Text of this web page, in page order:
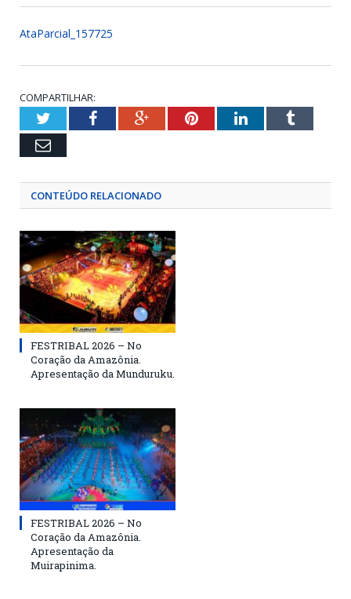
AtaParcial_157725
COMPARTILHAR:
TwitterFacebookGoogle+PinterestLinkedInTumblr
Email
CONTEÚDO RELACIONADO
FESTRIBAL 2026 – No
Coração da Amazônia.
Apresentação da Munduruku.
FESTRIBAL 2026 – No
Coração da Amazônia.
Apresentação da
Muirapinima.